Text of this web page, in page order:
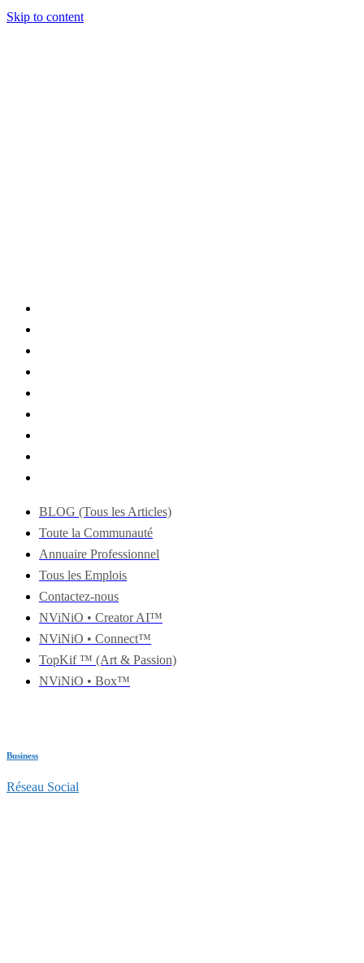
Skip to content
BLOG (Tous les Articles)
Toute la Communauté
Annuaire Professionnel
Tous les Emplois
Contactez-nous
NViNiO • Creator AI™
NViNiO • Connect™
TopKif ™ (Art & Passion)
NViNiO • Box™
Business
Réseau Social